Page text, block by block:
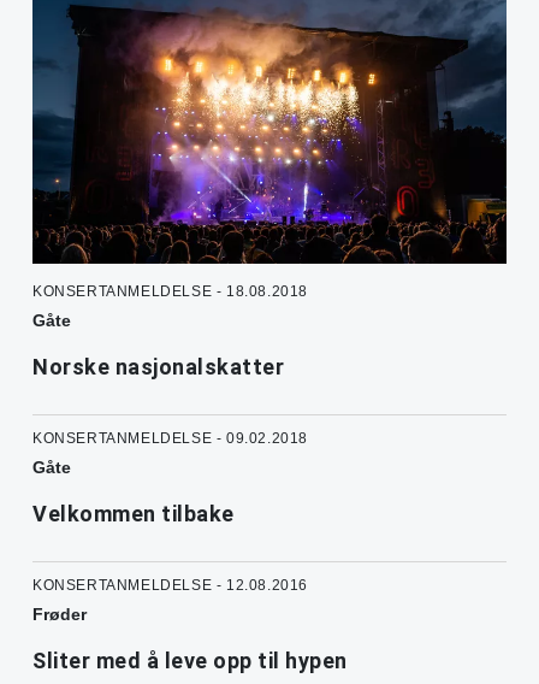
KONSERTANMELDELSE - 18.08.2018
Gåte
Norske nasjonalskatter
KONSERTANMELDELSE - 09.02.2018
Gåte
Velkommen tilbake
KONSERTANMELDELSE - 12.08.2016
Frøder
Sliter med å leve opp til hypen